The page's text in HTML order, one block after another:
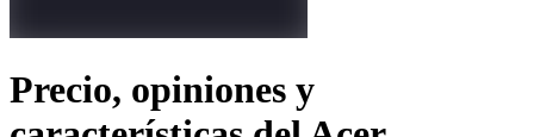
Precio, opiniones y